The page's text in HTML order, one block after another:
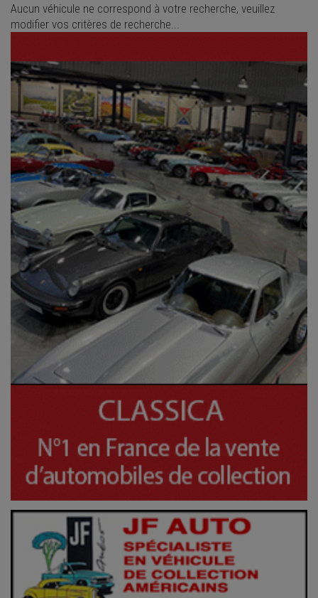
Aucun véhicule ne correspond à votre recherche, veuillez
modifier vos critères de recherche...